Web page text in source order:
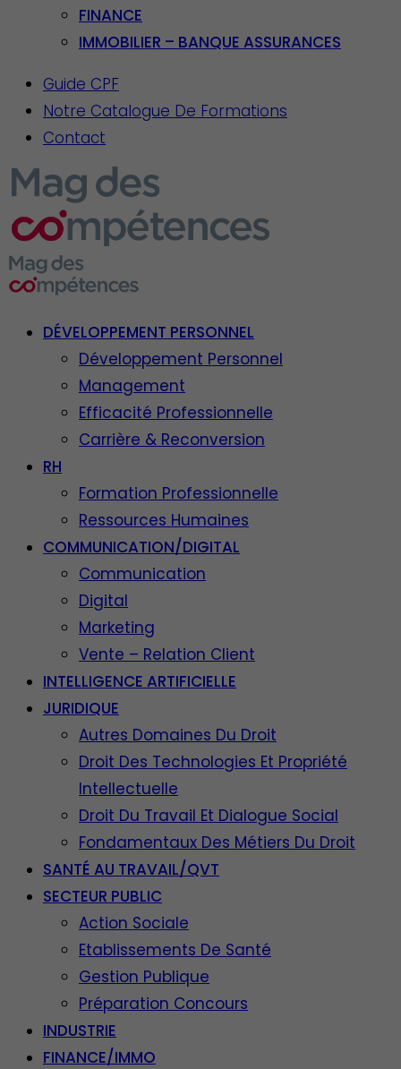
FINANCE
IMMOBILIER – BANQUE ASSURANCES
Guide CPF
Notre Catalogue De Formations
Contact
DÉVELOPPEMENT PERSONNEL
Développement Personnel
Management
Efficacité Professionnelle
Carrière & Reconversion
RH
Formation Professionnelle
Ressources Humaines
COMMUNICATION/DIGITAL
Communication
Digital
Marketing
Vente – Relation Client
INTELLIGENCE ARTIFICIELLE
JURIDIQUE
Autres Domaines Du Droit
Droit Des Technologies Et Propriété
Intellectuelle
Droit Du Travail Et Dialogue Social
Fondamentaux Des Métiers Du Droit
SANTÉ AU TRAVAIL/QVT
SECTEUR PUBLIC
Action Sociale
Etablissements De Santé
Gestion Publique
Préparation Concours
INDUSTRIE
FINANCE/IMMO